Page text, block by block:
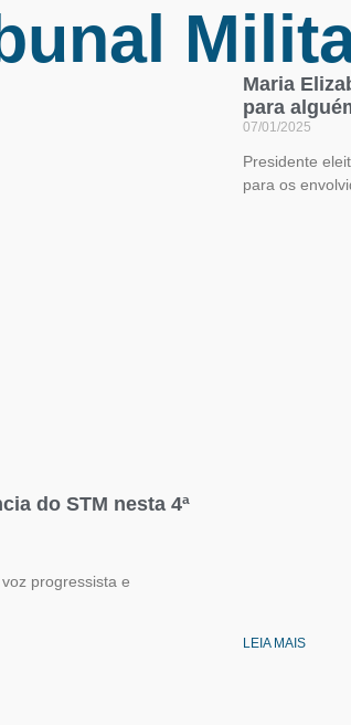
do STM nesta 4ª
progressista e
Maria
para
07/01/2025
Presidente
para os
LEIA MAIS